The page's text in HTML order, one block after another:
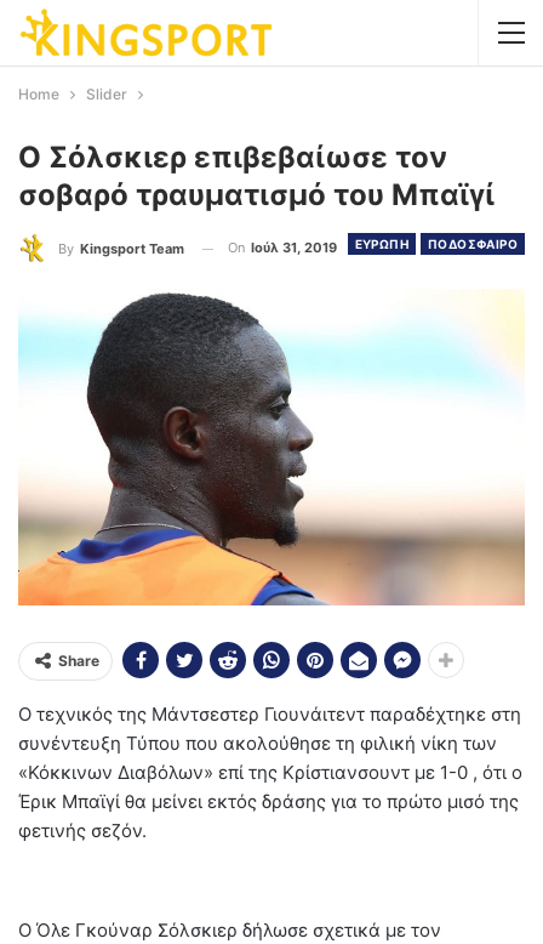
Home Slider
Ο Σόλσκιερ επιβεβαίωσε τον
σοβαρό τραυματισμό του Μπαϊγί
ΕΥΡΩΠΗ ΠΟΔΟΣΦΑΙΡΟ
By Kingsport Team On Ιούλ 31, 2019
Share
Ο τεχνικός της Μάντσεστερ Γιουνάιτεντ παραδέχτηκε στη
συνέντευξη Τύπου που ακολούθησε τη φιλική νίκη των
«Κόκκινων Διαβόλων» επί της Κρίστιανσουντ με 1-0 , ότι ο
Έρικ Μπαϊγί θα μείνει εκτός δράσης για το πρώτο μισό της
φετινής σεζόν.
Ο Όλε Γκούναρ Σόλσκιερ δήλωσε σχετικά με τον